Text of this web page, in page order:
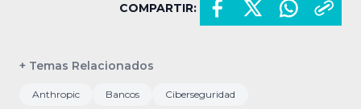
COMPARTIR:
+ Temas Relacionados
Anthropic Bancos Ciberseguridad